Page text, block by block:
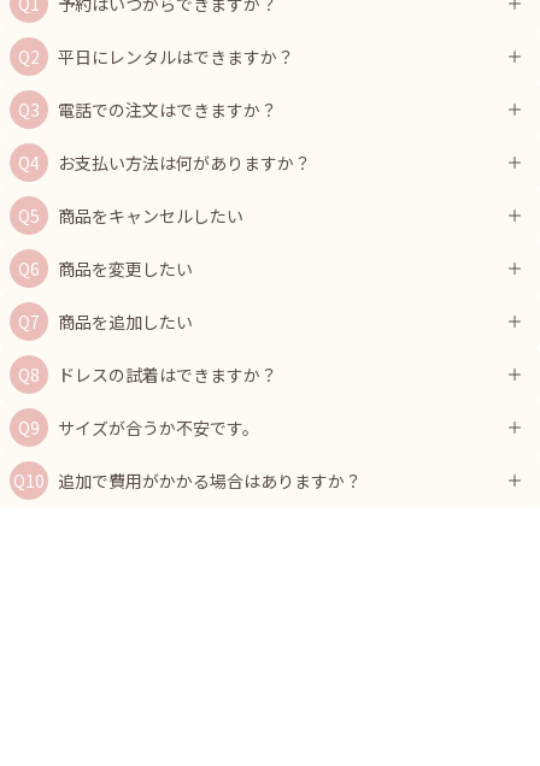
平日にレンタルはできますか？
電話での注文はできますか？
お支払い方法は何がありますか？
商品をキャンセルしたい
商品を変更したい
商品を追加したい
ドレスの試着はできますか？
サイズが合うか不安です。
追加で費用がかかる場合はありますか？